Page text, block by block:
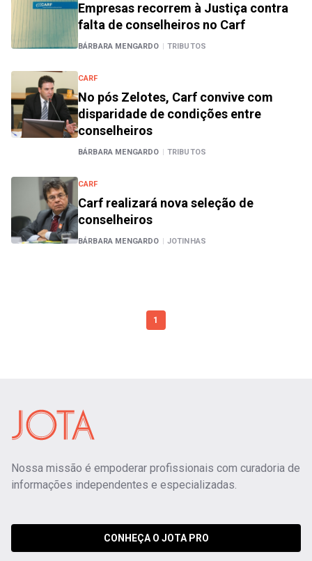
Empresas recorrem à Justiça contra
falta de conselheiros no Carf
BÁRBARA MENGARDO | TRIBUTOS
CARF
No pós Zelotes, Carf convive com
disparidade de condições entre
conselheiros
BÁRBARA MENGARDO | TRIBUTOS
CARF
Carf realizará nova seleção de
conselheiros
BÁRBARA MENGARDO | JOTINHAS
1
Nossa missão é empoderar profissionais com curadoria de
informações independentes e especializadas.
CONHEÇA O JOTA PRO